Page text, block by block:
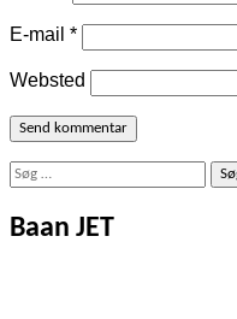
E-mail *
Websted
Søg
Baan JET